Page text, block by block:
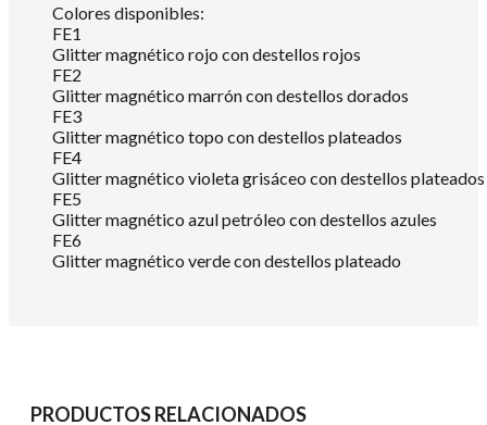
Colores disponibles:
FE1
Glitter magnético rojo con destellos rojos
FE2
Glitter magnético marrón con destellos dorados
FE3
Glitter magnético topo con destellos plateados
FE4
Glitter magnético violeta grisáceo con destellos plateados
FE5
Glitter magnético azul petróleo con destellos azules
FE6
Glitter magnético verde con destellos plateado
PRODUCTOS RELACIONADOS